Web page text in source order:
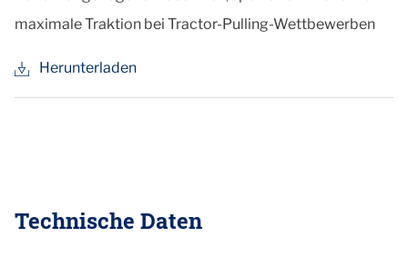
maximale Traktion bei Tractor-Pulling-Wettbewerben
Herunterladen
Technische Daten